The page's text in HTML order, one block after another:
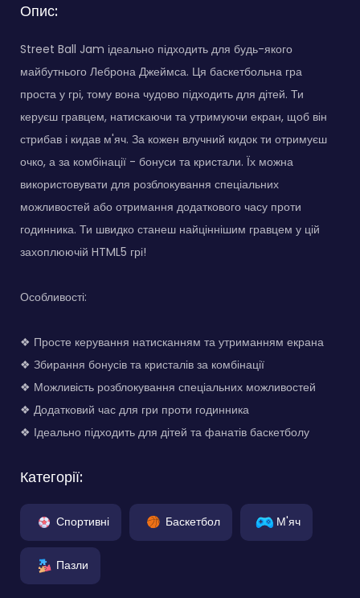
Опис:
Street Ball Jam ідеально підходить для будь-якого
майбутнього Леброна Джеймса. Ця баскетбольна гра
проста у грі, тому вона чудово підходить для дітей. Ти
керуєш гравцем, натискаючи та утримуючи екран, щоб він
стрибав і кидав м'яч. За кожен влучний кидок ти отримуєш
очко, а за комбінації - бонуси та кристали. Їх можна
використовувати для розблокування спеціальних
можливостей або отримання додаткового часу проти
годинника. Ти швидко станеш найціннішим гравцем у цій
захоплюючій HTML5 грі!
Особливості:
❖ Просте керування натисканням та утриманням екрана
❖ Збирання бонусів та кристалів за комбінації
❖ Можливість розблокування спеціальних можливостей
❖ Додатковий час для гри проти годинника
❖ Ідеально підходить для дітей та фанатів баскетболу
Категорії:
Спортивні Баскетбол М'яч
Пазли